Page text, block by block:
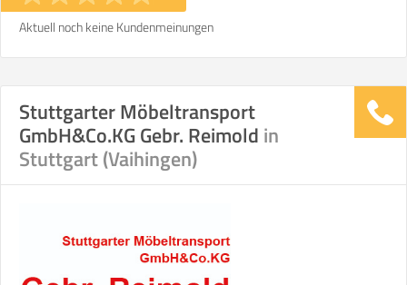
Aktuell noch keine Kundenmeinungen
Stuttgarter Möbeltransport
GmbH&Co.KG Gebr. Reimold in
Stuttgart (Vaihingen)